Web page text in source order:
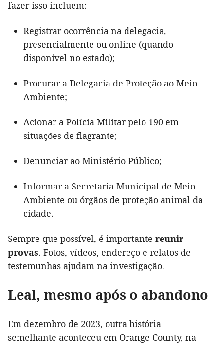
fazer isso incluem:
Registrar ocorrência na delegacia,
presencialmente ou online (quando
disponível no estado);
Procurar a Delegacia de Proteção ao Meio
Ambiente;
Acionar a Polícia Militar pelo 190 em
situações de flagrante;
Denunciar ao Ministério Público;
Informar a Secretaria Municipal de Meio
Ambiente ou órgãos de proteção animal da
cidade.
Sempre que possível, é importante reunir
provas. Fotos, vídeos, endereço e relatos de
testemunhas ajudam na investigação.
Leal, mesmo após o abandono
Em dezembro de 2023, outra história
semelhante aconteceu em Orange County, na